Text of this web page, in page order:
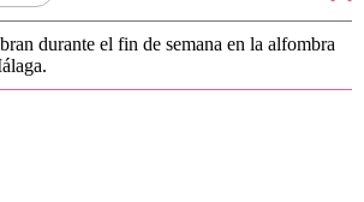
durante el fin de semana en la alfombra